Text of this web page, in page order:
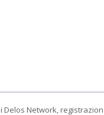
Delos Network,